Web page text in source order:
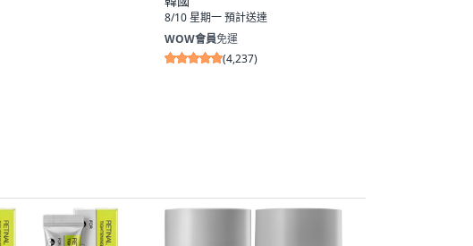
8/10 星期一預計送達
WOW會員免運
(4,237)